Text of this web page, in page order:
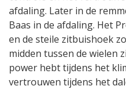
afdaling. Later in de
Baas in de afdaling. Het
en de steile zitbuishoek
midden tussen de wielen
power hebt tijdens het
vertrouwen tijdens het